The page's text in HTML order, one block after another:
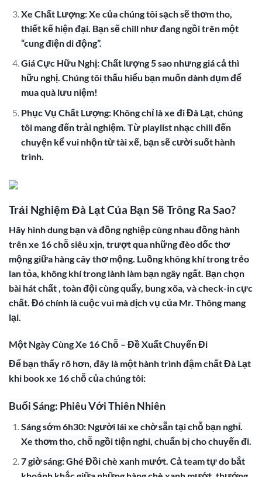
Xe Chất Lượng: Xe của chúng tôi sạch sẽ thơm tho,
thiết kế hiện đại. Bạn sẽ chill như đang ngồi trên một
“cung điện di động”.
Giá Cực Hữu Nghị: Chất lượng 5 sao nhưng giá cả thì
hữu nghị. Chúng tôi thấu hiểu bạn muốn dành dụm để
mua quà lưu niệm!
Phục Vụ Chất Lượng: Không chỉ là xe đi Đà Lạt, chúng
tôi mang đến trải nghiệm. Từ playlist nhạc chill đến
chuyện kể vui nhộn từ tài xế, bạn sẽ cười suốt hành
trình.
Trải Nghiệm Đà Lạt Của Bạn Sẽ Trông Ra Sao?
Hãy hình dung bạn và đồng nghiệp cùng nhau đồng hành
trên xe 16 chỗ siêu xịn, trượt qua những đèo dốc thơ
mộng giữa hàng cây thơ mộng. Luồng không khí trong trẻo
lan tỏa, không khí trong lành làm bạn ngây ngất. Bạn chọn
bài hát chất , toàn đội cùng quẩy, bung xõa, và check-in cực
chất. Đó chính là cuộc vui mà dịch vụ của Mr. Thông mang
lại.
Một Ngày Cùng Xe 16 Chỗ – Đề Xuất Chuyến Đi
Để bạn thấy rõ hơn, đây là một hành trình đậm chất Đà Lạt
khi book xe 16 chỗ của chúng tôi:
Buổi Sáng: Phiêu Với Thiên Nhiên
Sáng sớm 6h30: Người lái xe chờ sẵn tại chỗ bạn nghỉ.
Xe thơm tho, chỗ ngồi tiện nghi, chuẩn bị cho chuyến đi.
7 giờ sáng: Ghé Đồi chè xanh mướt. Cả team tự do bắt